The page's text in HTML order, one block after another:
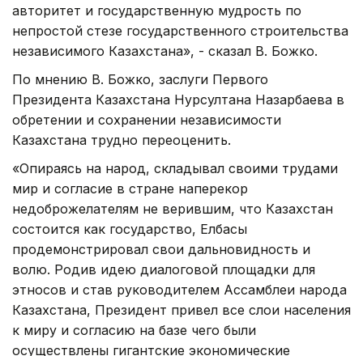
авторитет и государственную мудрость по
непростой стезе государственного строительства
независимого Казахстана», - сказал В. Божко.
По мнению В. Божко, заслуги Первого
Президента Казахстана Нурсултана Назарбаева в
обретении и сохранении независимости
Казахстана трудно переоценить.
«Опираясь на народ, складывал своими трудами
мир и согласие в стране наперекор
недоброжелателям не верившим, что Казахстан
состоится как государство, Елбасы
продемонстрировал свои дальновидность и
волю. Родив идею диалоговой площадки для
этносов и став руководителем Ассамблеи народа
Казахстана, Президент привел все слои населения
к миру и согласию на базе чего были
осуществлены гигантские экономические